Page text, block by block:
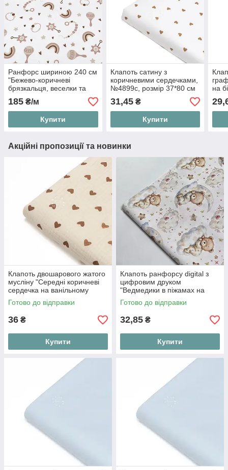
Ранфорс шириною 240 см
"Бежево-коричневі
брязкальця, веселки та
сердечка", №5863
185 ₴/м
Купити
Клапоть сатину з
коричневими сердечками,
№4899с, розмір 37*80 см
31,45₴
Купити
на
Акційні пропозиції та новинки
Клапоть двошарового жатого
мусліну "Середні коричневі
сердечка на ванільному
фоні", розмір 20*135 см
Готово до відправки
36 ₴
Купити
Клапоть ранфорсу digital з
цифровим друком
"Ведмедики в піжамах на
місяцях і хмаринках", №6043,
розмір 41*120 см
Готово до відправки
32,85 ₴
Купити